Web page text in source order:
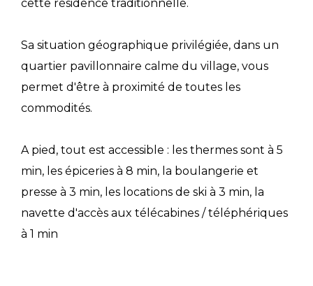
cette résidence traditionnelle.
Sa situation géographique privilégiée, dans un
quartier pavillonnaire calme du village, vous
permet d'être à proximité de toutes les
commodités.
A pied, tout est accessible : les thermes sont à 5
min, les épiceries à 8 min, la boulangerie et
presse à 3 min, les locations de ski à 3 min, la
navette d'accès aux télécabines / téléphériques
à 1 min